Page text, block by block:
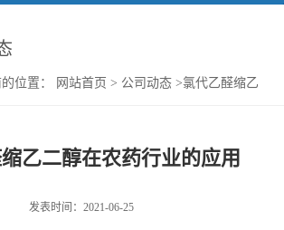
位置： 网站首页 > 公司动态 >氯代乙醛缩乙
乙二醇在农药行业的应用
发表时间：2021-06-25